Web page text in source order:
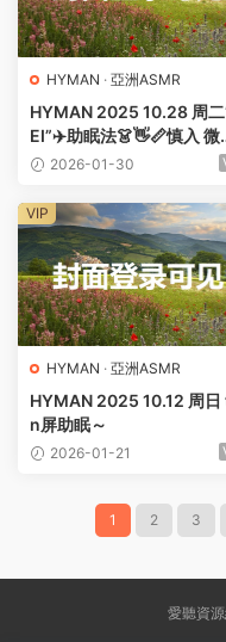
HYMAN · 亞洲ASMR
HYMAN 2025 10.28 周二
EI”✈️助眠法👗👋📏慎入 微
情對話【養兄-妹】
2026-01-30
HYMAN · 亞洲ASMR
HYMAN 2025 10.12 周日
n屏助眠～
2026-01-21
VIP
1 2 3
愛聽資